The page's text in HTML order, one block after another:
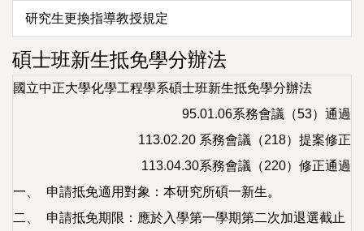
研究生更換指導教授規定
碩士班新生抵免學分辦法
國立中正大學化學工程學系碩士班新生抵免學分辦法
95.01.06系務會議（53）通過
113.02.20 系務會議（218）提案修正
113.04.30系務會議（220）修正通過
一、
申請抵免適用對象：本研究所碩一新生。
二、
申請抵免期限：應於入學第一學期第二次加退選截止